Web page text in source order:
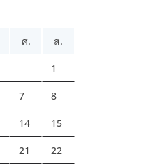
ศ. ส.
1
7 8
14 15
21 22